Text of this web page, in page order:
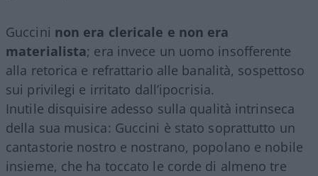
Guccini non era clericale e non era
materialista; era invece un uomo insofferente
alla retorica e refrattario alle banalità, sospettoso
sui privilegi e irritato dall’ipocrisia.
Inutile disquisire adesso sulla qualità intrinseca
della sua musica: Guccini è stato soprattutto un
cantastorie nostro e nostrano, popolano e nobile
insieme, che ha toccato le corde di almeno tre